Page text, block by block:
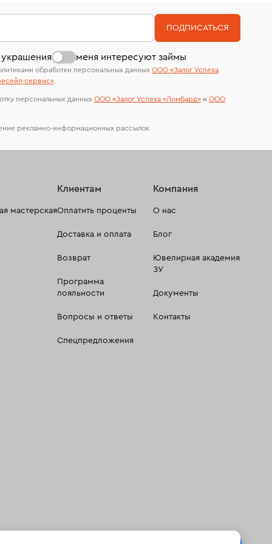
В кредит от Т-Банка (до 50 000 руб., на 3–6
На особо ценные изделия получены
сертификаты МГУ и других геммологических
лабораторий
меня интересуют займы
ПОДПИСАТЬСЯ
обработки персональных данных ООО «Залог Успеха
сервиc».
персональных данных ООО «Залог Успеха «Ломбард» и ООО
рекламно-информационных рассылок
мастерская
Клиентам
Оплатить проценты
Доставка и оплата
Возврат
Программа
лояльности
Вопросы и ответы
Спецпредложения
Компания
О нас
Блог
Ювелирная академия
ЗУ
Документы
Контакты